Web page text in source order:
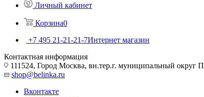
Личный кабинет
Корзина0
+7 495 21-21-21-7Интернет магазин
Контактная информация
111524, Город Москва, вн.тер.г. муниципальный округ
shop@belinka.ru
Вконтакте